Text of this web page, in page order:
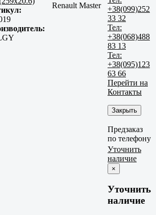
Renault Master
+38(099)252
33 32
Тел:
+38(068)488
83 13
Тел:
+38(095)123
63 66
Перейти на
Контакты
Закрыть
Предзаказ
по телефону
Уточнить
наличие
×
Уточнить
наличие